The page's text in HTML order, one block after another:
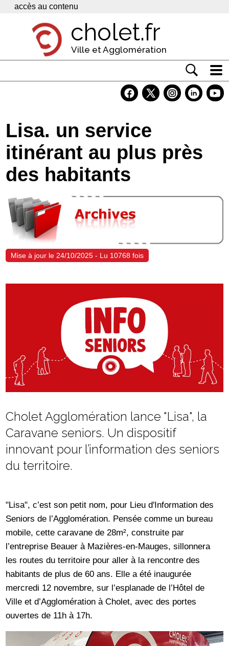
Panneau de gestion des cookies
accès au contenu
cholet.fr
Ville et Agglomération
Economie
Services
Contacts
Lisa. un service
itinérant au plus près
des habitants
Mise à jour le 24/10/2025 - Lu 10768 fois
Cholet Agglomération lance "Lisa", la
Caravane seniors. Un dispositif
innovant pour l’information des seniors
du territoire.
"Lisa", c’est son petit nom, pour Lieu d'Information des
Seniors de l’Agglomération. Pensée comme un bureau
mobile, cette caravane de 28m², construite par
l’entreprise Beauer à Mazières-en-Mauges, sillonnera
les routes du territoire pour aller à la rencontre des
habitants de plus de 60 ans. Elle a été inaugurée
mercredi 12 novembre, sur l’esplanade de l’Hôtel de
Ville et d’Agglomération à Cholet, avec des portes
ouvertes de 11h à 17h.